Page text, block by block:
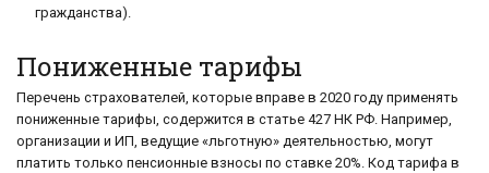
гражданства).
Пониженные тарифы
Перечень страхователей, которые вправе в 2020 году применять
пониженные тарифы, содержится в статье 427 НК РФ. Например,
организации и ИП, ведущие «льготную» деятельностью, могут
платить только пенсионные взносы по ставке 20%. Код тарифа в